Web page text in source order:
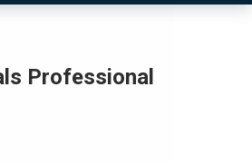
Professional